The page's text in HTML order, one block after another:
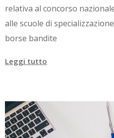
relativa al concorso
alle scuole di
borse bandite
Leggi tutto